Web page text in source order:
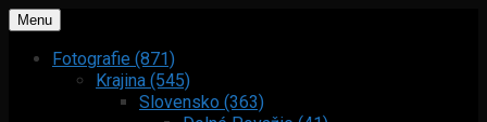
Menu
Fotografie (871)
Krajina (545)
Slovensko (363)